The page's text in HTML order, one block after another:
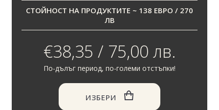
СТОЙНОСТ НА ПРОДУКТИТЕ ~ 138 ЕВРО / 270
ЛВ
€38,35 / 75,00 лв.
По-дълъг период, по-големи отстъпки!
ИЗБЕРИ